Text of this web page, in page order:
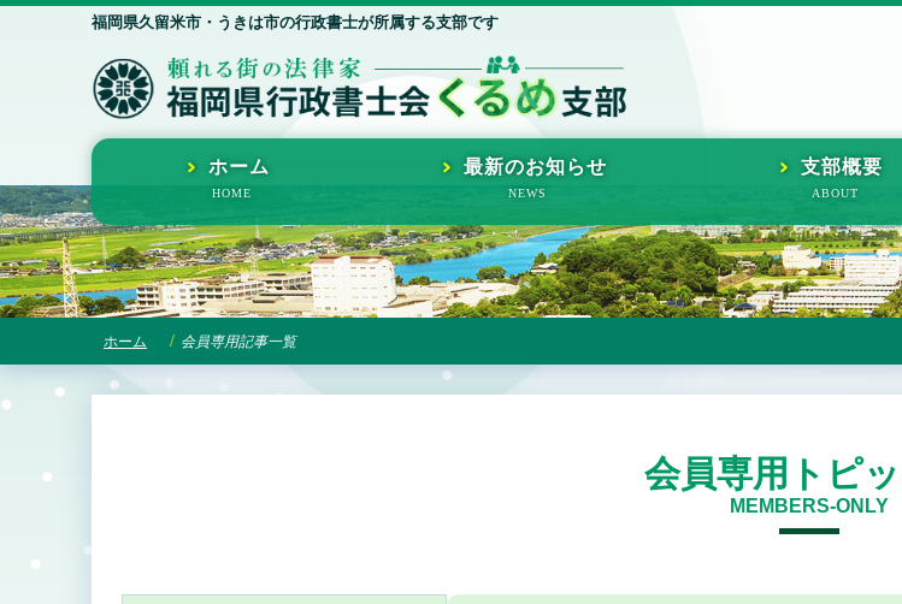
福岡県久留米市・うきは市の行政書士が所属する支部です
ホーム 最新のお知らせ 支部概要
ホーム 会員専用記事一覧
会員専用トピ
MEMBERS-ONLY